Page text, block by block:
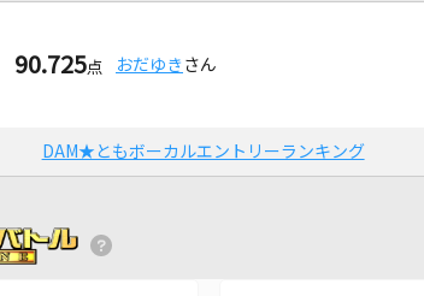
90.725点 おだゆき さん
DAM★ともボーカルエントリーランキング